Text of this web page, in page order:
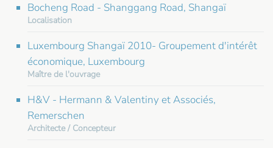
Bocheng Road - Shanggang Road, Shangaï
Localisation
Luxembourg Shangaï 2010- Groupement d'intérêt
économique, Luxembourg
Maître de l'ouvrage
H&V - Hermann & Valentiny et Associés,
Remerschen
Architecte / Concepteur